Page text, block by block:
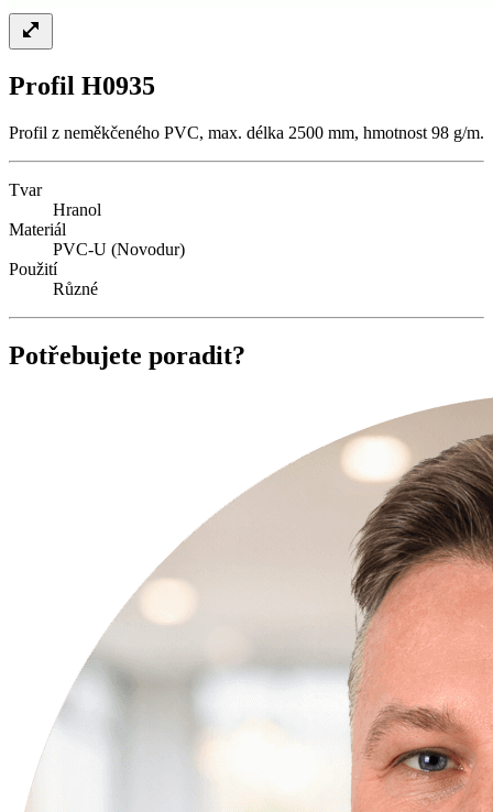
Profil H0935
Profil z neměkčeného PVC, max. délka 2500 mm, hmotnost 98 g/m.
Tvar
Hranol
Materiál
PVC-U (Novodur)
Použití
Různé
Potřebujete poradit?